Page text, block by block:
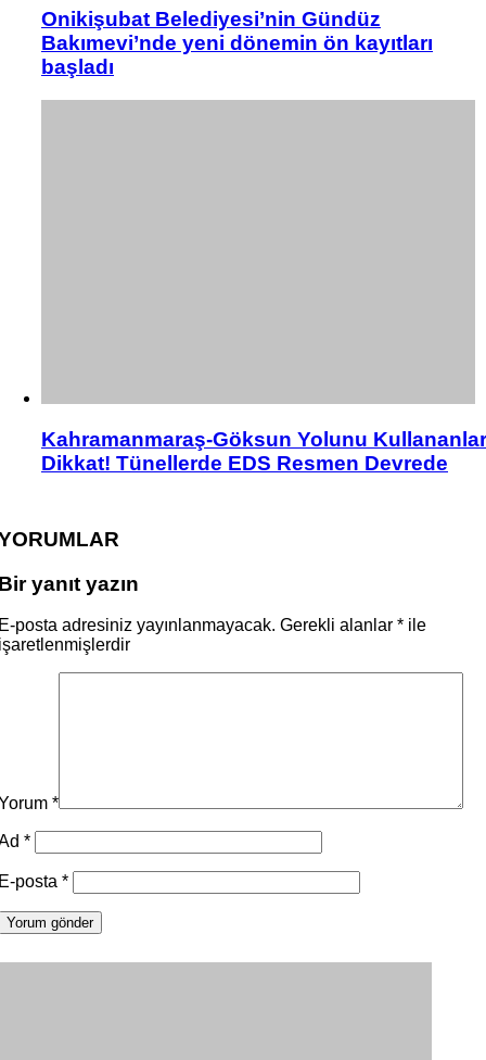
Onikişubat Belediyesi’nin Gündüz
Bakımevi’nde yeni dönemin ön kayıtları
başladı
Kahramanmaraş-Göksun Yolunu Kullananlar
Dikkat! Tünellerde EDS Resmen Devrede
yanıt yazın
posta adresiniz yayınlanmayacak. Gerekli alanlar * ile
*
*
posta *